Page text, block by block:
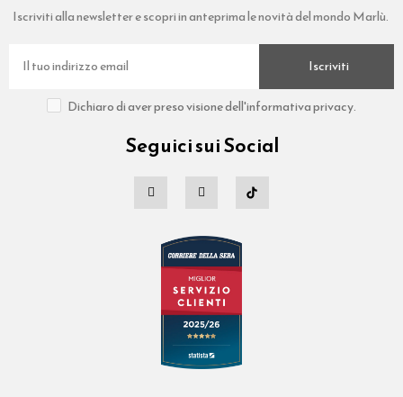
Iscriviti alla newsletter e scopri in anteprima le novità del mondo Marlù.
Iscriviti
Dichiaro di aver preso visione dell'informativa privacy.
Seguici sui Social